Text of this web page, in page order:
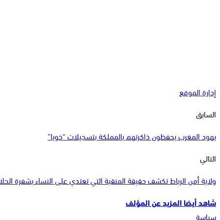
إدارة الموقع
السابق
يهود المغرب يحفظون ذاكرتهم بالمملكة بتسجيلات “خويا”
التالي
ولاية أمن الرباط تكشف حقيقة المنقبة التي تعتدي على النساء بشفرة
شاهد أيضاالمزيد عن المؤلف
سياسة